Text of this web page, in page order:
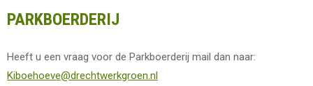
PARKBOERDERIJ
Heeft u een vraag voor de Parkboerderij mail dan naar:
Kiboehoeve@drechtwerkgroen.nl